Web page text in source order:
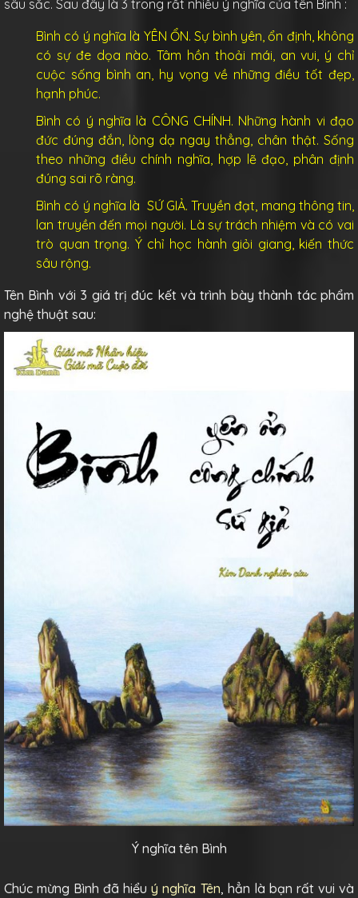
sâu sắc. Sau đây là 3 trong rất nhiều ý nghĩa của tên Bình :
Bình có ý nghĩa là YÊN ỔN. Sự bình yên, ổn định, không
có sự đe dọa nào. Tâm hồn thoải mái, an vui, ý chỉ
cuộc sống bình an, hy vọng về những điều tốt đẹp,
hạnh phúc.
Bình có ý nghĩa là CÔNG CHÍNH. Những hành vi đạo
đức đúng đắn, lòng dạ ngay thẳng, chân thật. Sống
theo những điều chính nghĩa, hợp lẽ đạo, phân định
đúng sai rõ ràng.
Bình có ý nghĩa là SỨ GIẢ. Truyền đạt, mang thông tin,
lan truyền đến mọi người. Là sự trách nhiệm và có vai
trò quan trọng. Ý chỉ học hành giỏi giang, kiến thức
sâu rộng.
Tên Bình với 3 giá trị đúc kết và trình bày thành tác phẩm
nghệ thuật sau:
Ý nghĩa tên Bình
Chúc mừng Bình đã hiểuý nghĩa Tên, hẳn là bạn rất vui và